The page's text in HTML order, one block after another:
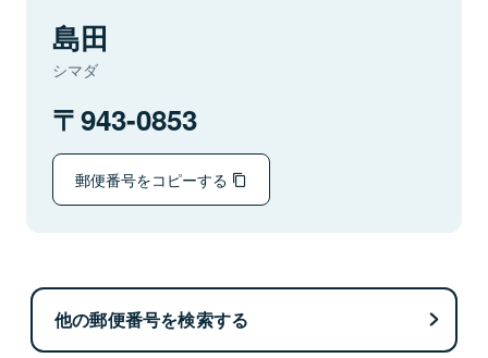
島田
シマダ
943-0853
郵便番号をコピーする
他の郵便番号を検索する